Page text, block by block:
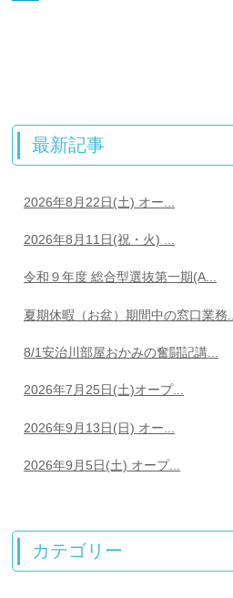
最新記事
2026年8月22日(土) オー...
2026年8月11日(祝・火) ...
令和９年度 総合型選抜第一期(A...
夏期休暇（お盆）期間中の窓口業務...
8/1安治川部屋おかみの奮闘記講...
2026年7月25日(土)オープ...
2026年9月13日(日) オー...
2026年9月5日(土) オープ...
カテゴリー